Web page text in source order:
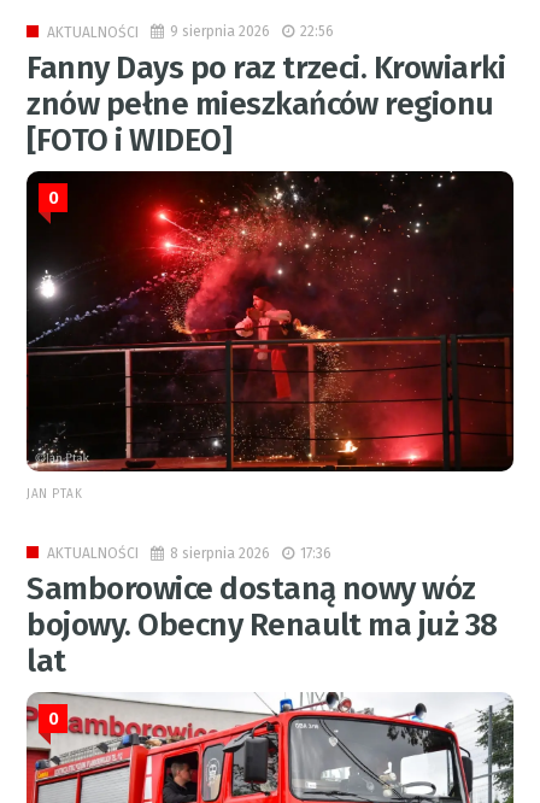
AKTUALNOŚCI 9 sierpnia 2026 22:56
Fanny Days po raz trzeci. Krowiarki
znów pełne mieszkańców regionu
[FOTO i WIDEO]
0
JAN PTAK
AKTUALNOŚCI 8 sierpnia 2026 17:36
Samborowice dostaną nowy wóz
bojowy. Obecny Renault ma już 38
lat
0